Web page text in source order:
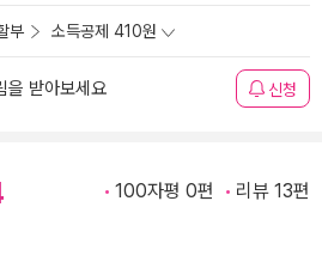
부 소득공제 410원
을 받아보세요 신청
100자평 0편 리뷰 13편